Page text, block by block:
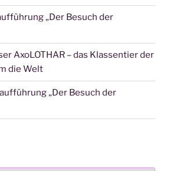
„Der Besuch der
AxoLOTHAR – das Klassentier der
die Welt
„Der Besuch der